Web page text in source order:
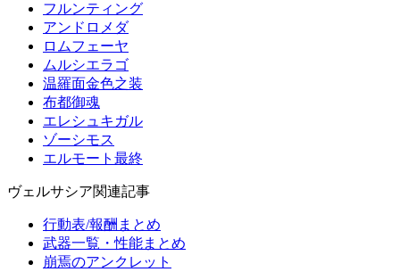
フルンティング
アンドロメダ
ロムフェーヤ
ムルシエラゴ
温羅面金色之装
布都御魂
エレシュキガル
ゾーシモス
エルモート最終
ヴェルサシア関連記事
行動表/報酬まとめ
武器一覧・性能まとめ
崩焉のアンクレット